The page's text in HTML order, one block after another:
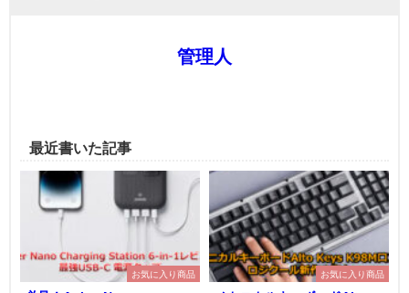
管理人
最近書いた記事
お気に入り商品 お気に入り商品